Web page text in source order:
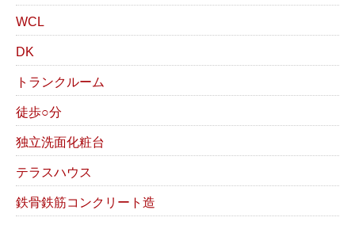
WCL
DK
トランクルーム
徒歩○分
独立洗面化粧台
テラスハウス
鉄骨鉄筋コンクリート造